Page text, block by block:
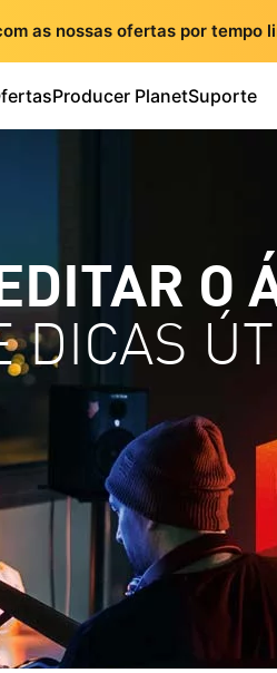
as nossas ofertas por tempo
Producer PlanetSuporte
O
DICAS